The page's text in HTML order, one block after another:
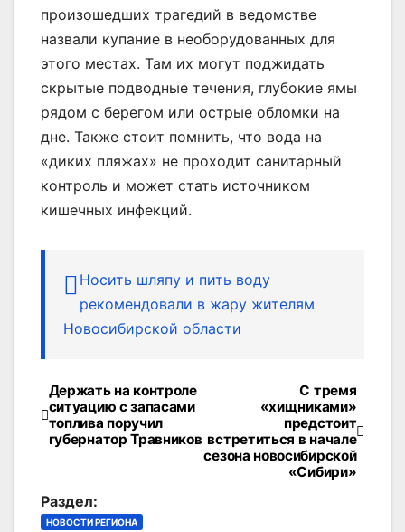
произошедших трагедий в ведомстве
назвали купание в необорудованных для
этого местах. Там их могут поджидать
скрытые подводные течения, глубокие ямы
рядом с берегом или острые обломки на
дне. Также стоит помнить, что вода на
«диких пляжах» не проходит санитарный
контроль и может стать источником
кишечных инфекций.
Носить шляпу и пить воду
рекомендовали в жару жителям
Новосибирской области
Навигация
по
С тремя
«хищниками»
предстоит
встретиться в начале
сезона новосибирской
«Сибири»
Держать на контроле
ситуацию с запасами
топлива поручил
губернатор Травников
Раздел:
НОВОСТИ РЕГИОНА